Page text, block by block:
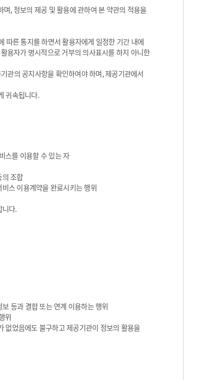
, 정보의 제공 및 활용에 관하여 본 약관의 적용을
따른 통지를 하면서 활용자에게 일정한 기간 내에
용자가 명시적으로 거부의 의사표시를 하지 아니한
관의 공지사항을 확인하여야 하며, 제공기관에서
귀속됩니다.
스를 이용할 수 있는 자
의 조합
스 이용계약을 완료시키는 행위
다.
등과 결합 또는 연계 이용하는 행위
위
없었음에도 불구하고 제공기관이 정보의 활용을